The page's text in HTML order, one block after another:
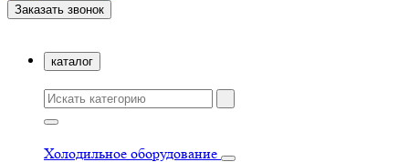
Заказать звонок
каталог
Холодильное оборудование